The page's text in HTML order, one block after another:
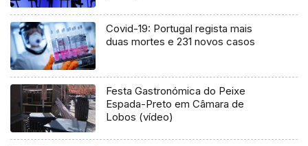
Covid-19: Portugal regista mais
duas mortes e 231 novos casos
Festa Gastronómica do Peixe
Espada-Preto em Câmara de
Lobos (vídeo)